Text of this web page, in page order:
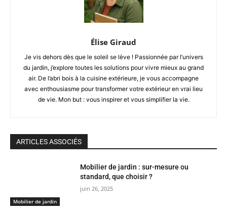
Élise Giraud
Je vis dehors dès que le soleil se lève ! Passionnée par l’univers
du jardin, j’explore toutes les solutions pour vivre mieux au grand
air. De l’abri bois à la cuisine extérieure, je vous accompagne
avec enthousiasme pour transformer votre extérieur en vrai lieu
de vie. Mon but : vous inspirer et vous simplifier la vie.
ARTICLES ASSOCIÉS
Mobilier de jardin
Mobilier de jardin : sur-mesure ou
standard, que choisir ?
juin 26, 2025